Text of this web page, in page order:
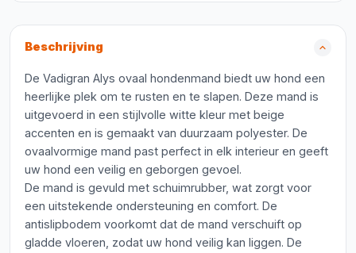
Beschrijving
De Vadigran Alys ovaal hondenmand biedt uw hond een
heerlijke plek om te rusten en te slapen. Deze mand is
uitgevoerd in een stijlvolle witte kleur met beige
accenten en is gemaakt van duurzaam polyester. De
ovaalvormige mand past perfect in elk interieur en geeft
uw hond een veilig en geborgen gevoel.
De mand is gevuld met schuimrubber, wat zorgt voor
een uitstekende ondersteuning en comfort. De
antislipbodem voorkomt dat de mand verschuift op
gladde vloeren, zodat uw hond veilig kan liggen. De